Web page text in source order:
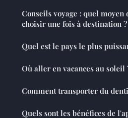
Conseils voyage : quel moyen
choisir une fois à destination ?
Quel est le pays le plus
Où aller en vacances au soleil
Comment transporter du
Quels sont les bénéfices de